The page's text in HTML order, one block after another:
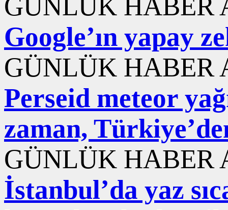
GÜNLÜK HABER
Google’ın yapay
GÜNLÜK HABER
Perseid meteor
zaman,
GÜNLÜK HABER
İstanbul’da yaz